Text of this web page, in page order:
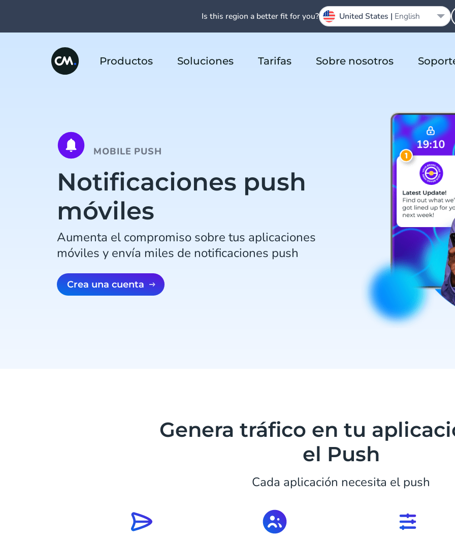
Productos Soluciones Tarifas Sobre nosotros
MOBILE PUSH
Notificaciones push
móviles
Aumenta el compromiso sobre tus aplicaciones
móviles y envía miles de notificaciones push
Crea una cuenta
Genera tráfico en tu
el Push
Cada aplicación necesita el push
Is this region a better fit for you? United States | English